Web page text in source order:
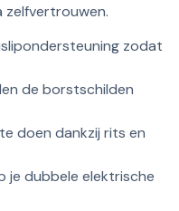
zelfvertrouwen.
zodat
de borstschilden
doen dankzij rits en
je dubbele elektrische